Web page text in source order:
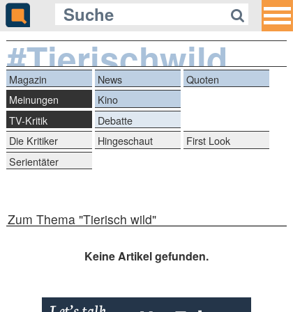
#Tierischwild
Magazin News
Quoten
Meinungen
Kino
TV-Kritik
Debatte
Die Kritiker
Hingeschaut
First Look
Serientäter
Zum Thema "Tierisch wild"
Keine Artikel gefunden.